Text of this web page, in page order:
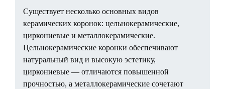
Существует несколько основных видов
керамических коронок: цельнокерамические,
циркониевые и металлокерамические.
Цельнокерамические коронки обеспечивают
натуральный вид и высокую эстетику,
циркониевые — отличаются повышенной
прочностью, а металлокерамические сочетают